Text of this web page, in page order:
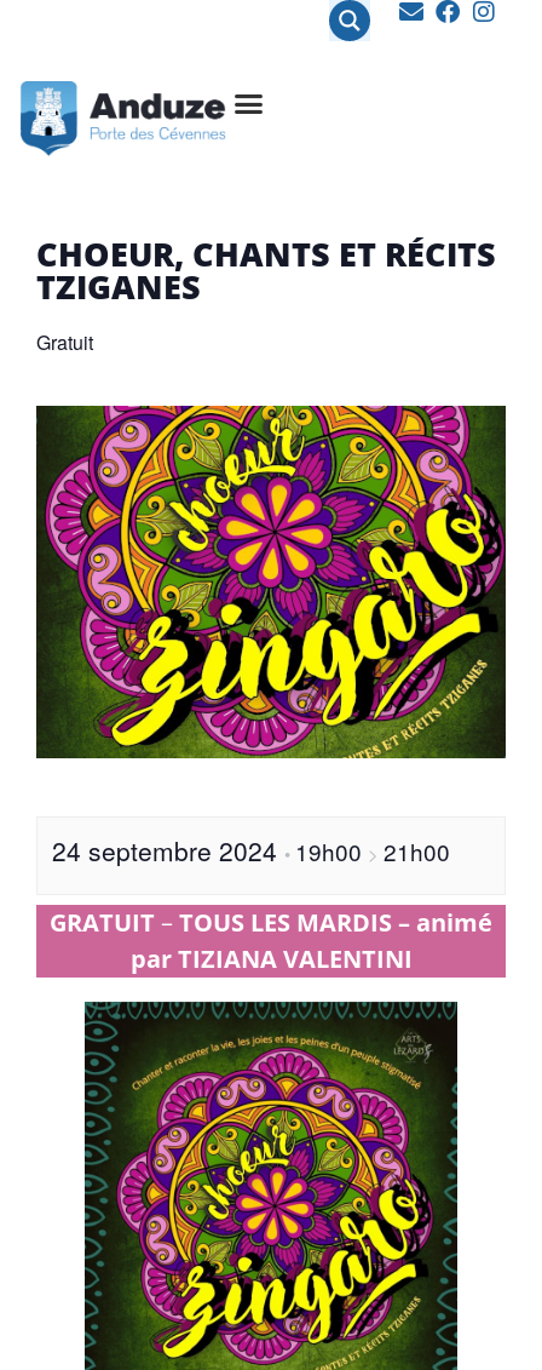
CHOEUR, CHANTS ET RÉCITS
TZIGANES
Gratuit
24 septembre 2024 • 19h00 > 21h00
GRATUIT–TOUS LES MARDIS – animé
par TIZIANA VALENTINI